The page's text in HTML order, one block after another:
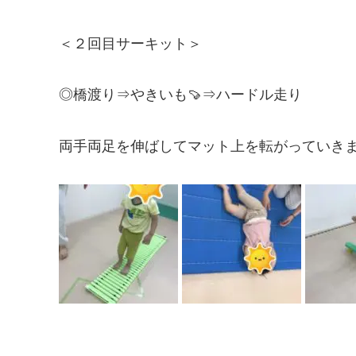
＜２回目サーキット＞
◎橋渡り⇒やきいも🍠⇒ハードル走り
両手両足を伸ばしてマット上を転がっていき